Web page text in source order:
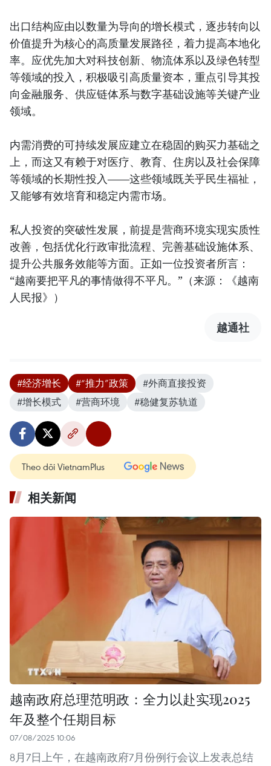
出口结构应由以数量为导向的增长模式，逐步转向以
价值提升为核心的高质量发展路径，着力提高本地化
率。应优先加大对科技创新、物流体系以及绿色转型
等领域的投入，积极吸引高质量资本，重点引导其投
向金融服务、供应链体系与数字基础设施等关键产业
领域。
内需消费的可持续发展应建立在稳固的购买力基础之
上，而这又有赖于对医疗、教育、住房以及社会保障
等领域的长期性投入——这些领域既关乎民生福祉，
又能够有效培育和稳定内需市场。
私人投资的突破性发展，前提是营商环境实现实质性
改善，包括优化行政审批流程、完善基础设施体系、
提升公共服务效能等方面。正如一位投资者所言：
“越南要把平凡的事情做得不平凡。”（来源：《越南
人民报》）
越通社
#经济增长 #“推力”政策
#外商直接投资
#增长模式
#营商环境 #稳健复苏轨道
Theo dõi VietnamPlus
相关新闻
越南政府总理范明政：全力以赴实现2025
年及整个任期目标
07/08/2025 10:06
8月7日上午，在越南政府7月份例行会议上发表总结